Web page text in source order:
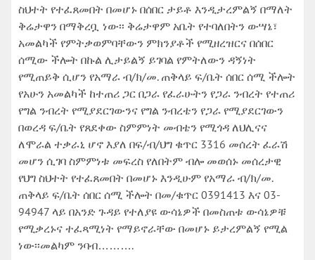
ስህተት የተፈጸመበት በመሆኑ በሰበር ታይቶ እንዲታረምልኝ በማለት
ቅሬታዋን በማቅረቧ ነው፡፡ ቅሬታዋም አቤት የተባለበትን ውሣኔ፣
አመልካች የምትቃወምባቸውን ምክንያቶች የሚዘረዝርና በሰበር
ሰሚው ችሎት በኩል ሊታይልኝ ይገባል የምትለውን ዳኝነት
የሚጠይቅ ሲሆን የአማራ ብ/ክ/መ. ጠቅላይ ፍ/ቤት ሰበር ሰሚ ችሎት
የአሁን አመልካች ከተጠሪ ጋር በጋራ የፈራሁትን የጋራ ንብረት የተጠሪ
የግል ንብረት የሚያደርገውንና የግል ንብረቴን የጋራ የሚያደርገውን
በወረዳ ፍ/ቤት የጸደቀው ስምምነት መብቴን የሚጎዳ ለህሊናና
ለሞራል ተቃራኒ ሆኖ እያለ በፍ/ብ/ህግ ቁጥር 3316 መሰረት ፈራሽ
መሆን ሲገባ ስምምነቱ መፍረስ የለበትም ብሎ መወሰኑ መሰረታዊ
የህግ ስህተት የተፈጸመበት በመሆኑ እንዲሁም የአማራ ብ/ክ/መ.
ጠቅላይ ፍ/ቤት ሰበር ሰሚ ችሎት በመ/ቁጥር 0391413 እና 03-
94947 ላይ በአንድ ጉዳይ የተለያዩ ውሳኔዎች በመስጠቱ ውሳኔዎቹ
የሚቃረኑና ተፈጻሚነት የማይኖራቸው በመሆኑ ይታረምልኝ የሚል
ነው፡፡መልካም ንባብ……….